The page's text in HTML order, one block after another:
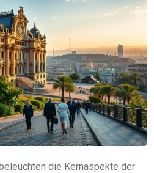
die Kernaspekte der